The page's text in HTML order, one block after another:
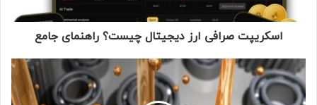
اسکریپت صرافی ارز دیجیتال چیست؟ راهنمای جامع